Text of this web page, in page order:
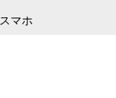
スマホ